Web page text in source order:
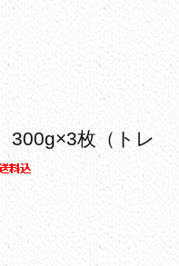
枚（トレ